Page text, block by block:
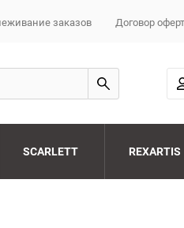
заказов Договор
SCARLETT REXARTIS